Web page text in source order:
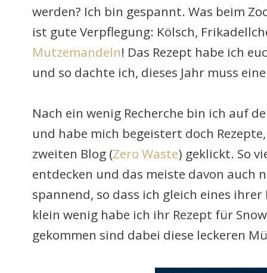
werden? Ich bin gespannt. Was beim
ist gute Verpflegung: Kölsch,
Mutzemandeln! Das Rezept habe ich
und so dachte ich, dieses Jahr muss
Nach ein wenig Recherche bin ich auf
und habe mich begeistert doch
zweiten Blog (Zero Waste) geklickt. So
entdecken und das meiste davon auch
spannend, so dass ich gleich eines
klein wenig habe ich ihr Rezept für
gekommen sind dabei diese leckeren